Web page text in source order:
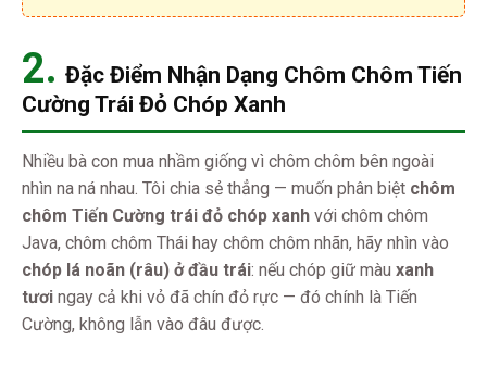
2. Đặc Điểm Nhận Dạng Chôm Chôm Tiến
Cường Trái Đỏ Chóp Xanh
Nhiều bà con mua nhầm giống vì chôm chôm bên ngoài
nhìn na ná nhau. Tôi chia sẻ thẳng — muốn phân biệt chôm
chôm Tiến Cường trái đỏ chóp xanh với chôm chôm
Java, chôm chôm Thái hay chôm chôm nhãn, hãy nhìn vào
chóp lá noãn (râu) ở đầu trái: nếu chóp giữ màu xanh
tươi ngay cả khi vỏ đã chín đỏ rực — đó chính là Tiến
Cường, không lẫn vào đâu được.